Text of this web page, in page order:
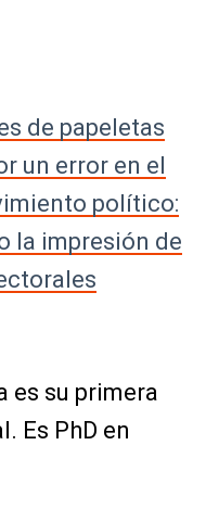
de papeletas
un error en el
político:
la impresión de
es su primera
Es PhD en